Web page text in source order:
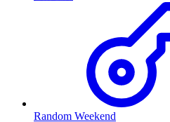
Random Weekend